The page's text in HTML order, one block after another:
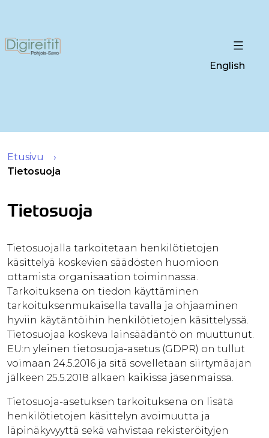
English
Etusivu
Tietosuoja
Tietosuoja
Tietosuojalla tarkoitetaan henkilötietojen
käsittelyä koskevien säädösten huomioon
ottamista organisaation toiminnassa.
Tarkoituksena on tiedon käyttäminen
tarkoituksenmukaisella tavalla ja ohjaaminen
hyviin käytäntöihin henkilötietojen käsittelyssä.
Tietosuojaa koskeva lainsäädäntö on muuttunut.
EU:n yleinen tietosuoja-asetus (GDPR) on tullut
voimaan 24.5.2016 ja sitä sovelletaan siirtymäajan
jälkeen 25.5.2018 alkaen kaikissa jäsenmaissa.
Tietosuoja-asetuksen tarkoituksena on lisätä
henkilötietojen käsittelyn avoimuutta ja
läpinäkyvyyttä sekä vahvistaa rekisteröityjen